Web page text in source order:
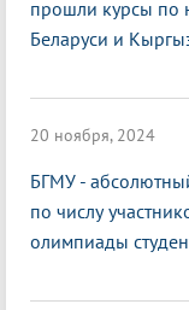
прошли курсы по
Беларуси и
20 ноября, 2024
БГМУ -
по числу
олимпиады